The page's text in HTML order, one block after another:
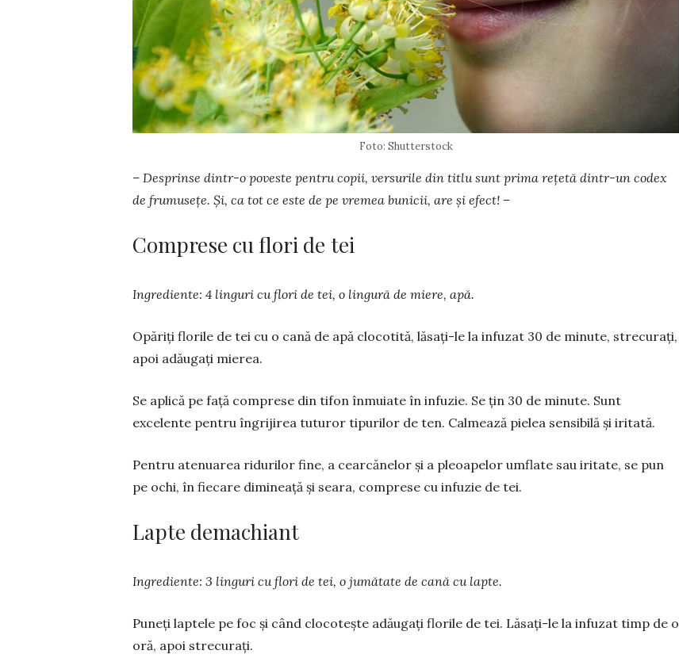
Foto: Shutterstock
– Desprinse dintr-o poveste pentru copii, versurile din titlu sunt prima rețetă din­tr-un codex
de frumusețe. Și, ca tot ce este de pe vre­mea bunicii, are și efect! –
Comprese cu flori de tei
Ingrediente: 4 linguri cu flori de tei, o lingură de miere, apă.
Opăriți florile de tei cu o cană de apă clocotită, lăsaţi-le la infuzat 30 de minute, strecurați,
apoi adăugați mierea.
Se aplică pe faţă comprese din tifon înmuiate în infuzie. Se țin 30 de minute. Sunt
excelente pentru îngri­jirea tuturor tipurilor de ten. Cal­mează pielea sensibilă şi iritată.
Pentru atenuarea ridurilor fine, a cearcănelor şi a pleoapelor umflate sau iritate, se pun
pe ochi, în fiecare dimineață și seara, comprese cu infuzie de tei.
Lapte demachiant
Ingrediente: 3 lin­guri cu flori de tei, o jumătate de cană cu lapte.
Puneți laptele pe foc și când clo­cotește adăugați flo­rile de tei. Lă­sați-le la infuzat timp de o
oră, apoi strecurați.